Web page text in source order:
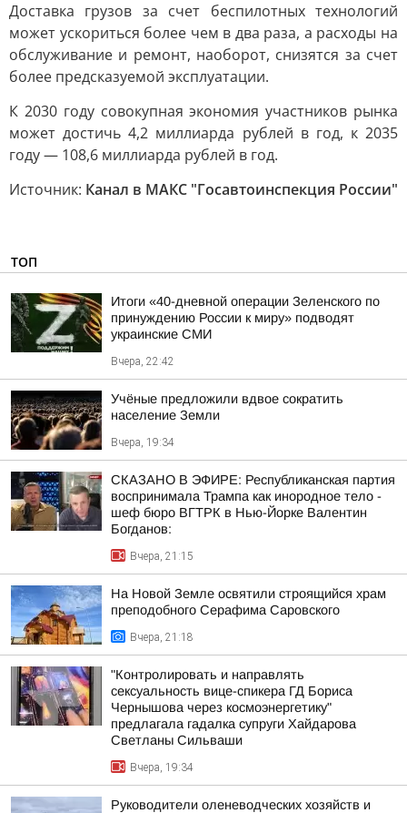
Доставка грузов за счет беспилотных технологий
может ускориться более чем в два раза, а расходы на
обслуживание и ремонт, наоборот, снизятся за счет
более предсказуемой эксплуатации.
К 2030 году совокупная экономия участников рынка
может достичь 4,2 миллиарда рублей в год, к 2035
году — 108,6 миллиарда рублей в год.
Источник: Канал в МАКС "Госавтоинспекция России"
ТОП
Итоги «40-дневной операции Зеленского по
принуждению России к миру» подводят
украинские СМИ
Вчера, 22:42
Учёные предложили вдвое сократить
население Земли
Вчера, 19:34
СКАЗАНО В ЭФИРЕ: Республиканская партия
воспринимала Трампа как инородное тело -
шеф бюро ВГТРК в Нью-Йорке Валентин
Богданов:
Вчера, 21:15
На Новой Земле освятили строящийся храм
преподобного Серафима Саровского
Вчера, 21:18
"Контролировать и направлять
сексуальность вице-спикера ГД Бориса
Чернышова через космоэнергетику"
предлагала гадалка супруги Хайдарова
Светланы Сильваши
Вчера, 19:34
Руководители оленеводческих хозяйств и